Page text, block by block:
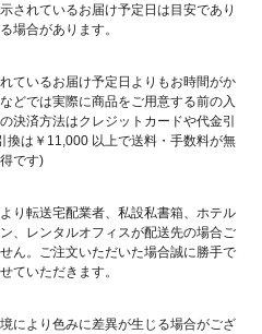
されているお届け予定日は目安であり
場合があります。
ているお届け予定日よりもお時間がか
どでは実際に商品をご用意する前の入
決済方法はクレジットカードや代金引
は￥11,000 以上で送料・手数料が無
です)
り転送宅配業者、私設私書箱、ホテル
、レンタルオフィスが配送先の場合ご
ん。ご注文いただいた場合誠に勝手で
ていただきます。
により色みに差異が生じる場合がござ